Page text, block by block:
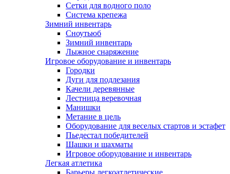
Сетки для водного поло
Система крепежа
Зимний инвентарь
Сноутьюб
Зимний инвентарь
Лыжное снаряжение
Игровое оборудование и инвентарь
Городки
Дуги для подлезания
Качели деревянные
Лестница веревочная
Манишки
Метание в цель
Оборудование для веселых стартов и эстафет
Пьедестал победителей
Шашки и шахматы
Игровое оборудование и инвентарь
Легкая атлетика
Барьеры легкоатлетические